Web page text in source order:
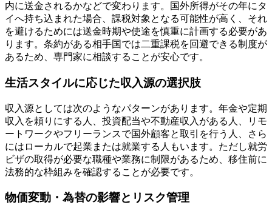
内に送金されるかなどで変わります。国外所得がその年にタ
イへ持ち込まれた場合、課税対象となる可能性が高く、それ
を避けるためには送金時期や使途を慎重に計画する必要があ
ります。条約がある相手国では二重課税を回避できる制度が
あるため、専門家に相談することが安心です。
生活スタイルに応じた収入源の選択肢
収入源としては次のようなパターンがあります。年金や定期
収入を頼りにする人、投資配当や不動産収入がある人、リモ
ートワークやフリーランスで国外顧客と取引を行う人、さら
にはローカルで起業または就業する人もいます。ただし就労
ビザの取得が必要な職種や業務に制限があるため、移住前に
法務的な枠組みを確認することが必要です。
物価変動・為替の影響とリスク管理